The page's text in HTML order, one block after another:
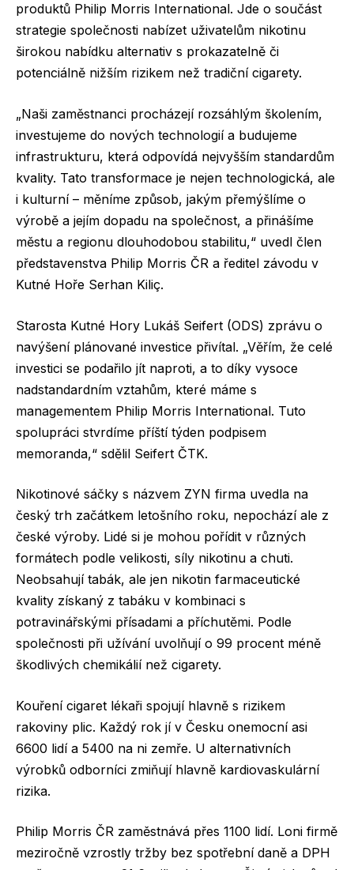
produktů Philip Morris International. Jde o součást
strategie společnosti nabízet uživatelům nikotinu
širokou nabídku alternativ s prokazatelně či
potenciálně nižším rizikem než tradiční cigarety.
„Naši zaměstnanci procházejí rozsáhlým školením,
investujeme do nových technologií a budujeme
infrastrukturu, která odpovídá nejvyšším standardům
kvality. Tato transformace je nejen technologická, ale
i kulturní – měníme způsob, jakým přemýšlíme o
výrobě a jejím dopadu na společnost, a přinášíme
městu a regionu dlouhodobou stabilitu,“ uvedl člen
představenstva Philip Morris ČR a ředitel závodu v
Kutné Hoře Serhan Kiliç.
Starosta Kutné Hory Lukáš Seifert (ODS) zprávu o
navýšení plánované investice přivítal. „Věřím, že celé
investici se podařilo jít naproti, a to díky vysoce
nadstandardním vztahům, které máme s
managementem Philip Morris International. Tuto
spolupráci stvrdíme příští týden podpisem
memoranda,“ sdělil Seifert ČTK.
Nikotinové sáčky s názvem ZYN firma uvedla na
český trh začátkem letošního roku, nepochází ale z
české výroby. Lidé si je mohou pořídit v různých
formátech podle velikosti, síly nikotinu a chuti.
Neobsahují tabák, ale jen nikotin farmaceutické
kvality získaný z tabáku v kombinaci s
potravinářskými přísadami a příchutěmi. Podle
společnosti při užívání uvolňují o 99 procent méně
škodlivých chemikálií než cigarety.
Kouření cigaret lékaři spojují hlavně s rizikem
rakoviny plic. Každý rok jí v Česku onemocní asi
6600 lidí a 5400 na ni zemře. U alternativních
výrobků odborníci zmiňují hlavně kardiovaskulární
rizika.
Philip Morris ČR zaměstnává přes 1100 lidí. Loni firmě
meziročně vzrostly tržby bez spotřební daně a DPH